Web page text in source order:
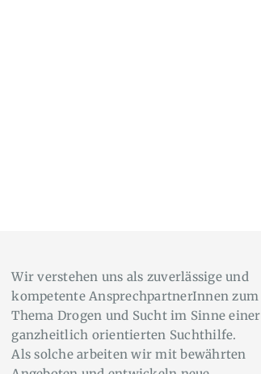
Wir verstehen uns als zuverlässige und
kompetente AnsprechpartnerInnen zum
Thema Drogen und Sucht im Sinne einer
ganzheitlich orientierten Suchthilfe.
Als solche arbeiten wir mit bewährten